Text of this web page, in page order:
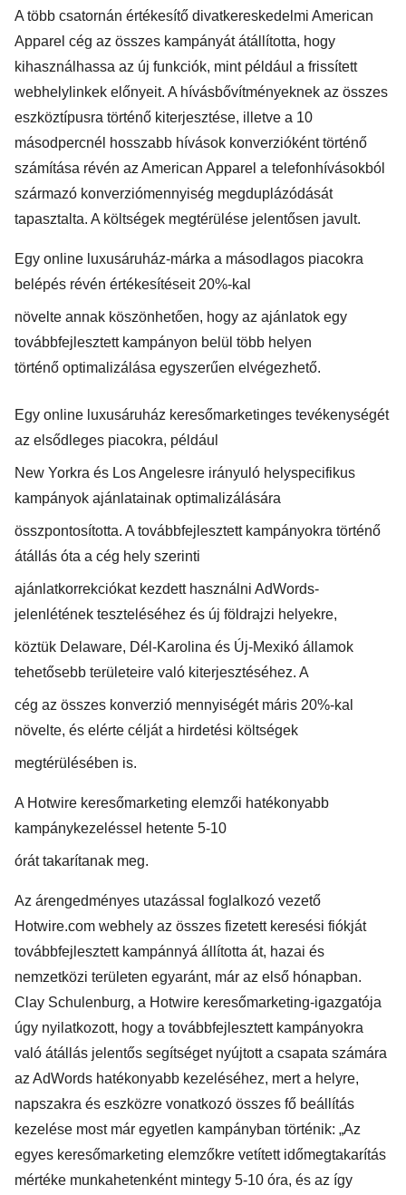
A több csatornán értékesítő divatkereskedelmi American
Apparel cég az összes kampányát átállította, hogy
kihasználhassa az új funkciók, mint például a frissített
webhelylinkek előnyeit. A hívásbővítményeknek az összes
eszköztípusra történő kiterjesztése, illetve a 10
másodpercnél hosszabb hívások konverzióként történő
számítása révén az American Apparel a telefonhívásokból
származó konverziómennyiség megduplázódását
tapasztalta. A költségek megtérülése jelentősen javult.
Egy online luxusáruház-márka a másodlagos piacokra
belépés révén értékesítéseit 20%-kal
növelte annak köszönhetően, hogy az ajánlatok egy
továbbfejlesztett kampányon belül több helyen
történő optimalizálása egyszerűen elvégezhető.
Egy online luxusáruház keresőmarketinges tevékenységét
az elsődleges piacokra, például
New Yorkra és Los Angelesre irányuló helyspecifikus
kampányok ajánlatainak optimalizálására
összpontosította. A továbbfejlesztett kampányokra történő
átállás óta a cég hely szerinti
ajánlatkorrekciókat kezdett használni AdWords-
jelenlétének teszteléséhez és új földrajzi helyekre,
köztük Delaware, Dél-Karolina és Új-Mexikó államok
tehetősebb területeire való kiterjesztéséhez. A
cég az összes konverzió mennyiségét máris 20%-kal
növelte, és elérte célját a hirdetési költségek
megtérülésében is.
A Hotwire keresőmarketing elemzői hatékonyabb
kampánykezeléssel hetente 5-10
órát takarítanak meg.
Az árengedményes utazással foglalkozó vezető
Hotwire.com webhely az összes fizetett keresési fiókját
továbbfejlesztett kampánnyá állította át, hazai és
nemzetközi területen egyaránt, már az első hónapban.
Clay Schulenburg, a Hotwire keresőmarketing-igazgatója
úgy nyilatkozott, hogy a továbbfejlesztett kampányokra
való átállás jelentős segítséget nyújtott a csapata számára
az AdWords hatékonyabb kezeléséhez, mert a helyre,
napszakra és eszközre vonatkozó összes fő beállítás
kezelése most már egyetlen kampányban történik: „Az
egyes keresőmarketing elemzőkre vetített időmegtakarítás
mértéke munkahetenként mintegy 5-10 óra, és az így